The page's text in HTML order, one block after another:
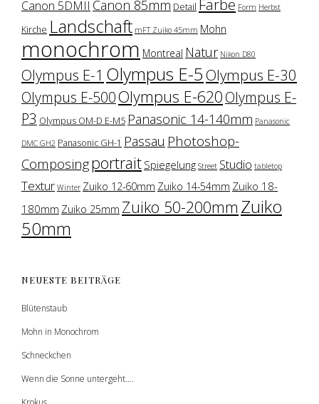
Canon 5DMII Canon 85mm Detail Farbe Form Herbst
Kirche Landschaft mFT Zuiko 45mm Mohn
monochrom Montreal Natur Nikon D80
Olympus E-1 Olympus E-5 Olympus E-30
Olympus E-500Olympus E-620Olympus E-
P3 Olympus OM-D E-M5 Panasonic 14-140mm Panasonic
DMC GH2 Panasonic GH-1 Passau Photoshop-
Composingportrait Spiegelung Street Studio tabletop
Textur Winter Zuiko 12-60mm Zuiko 14-54mm Zuiko 18-
180mm Zuiko 25mm Zuiko 50-200mm Zuiko
50mm
NEUESTE BEITRÄGE
Blütenstaub
Mohn in Monochrom
Schneckchen
Wenn die Sonne untergeht….